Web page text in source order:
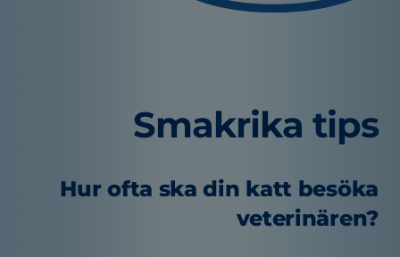
Smakrika tips
Hur ofta ska din katt besöka
veterinären?